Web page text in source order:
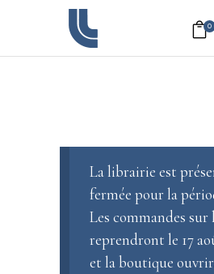
0
La librairie est
fermée pour la
Les commandes sur
reprendront le 17
et la boutique